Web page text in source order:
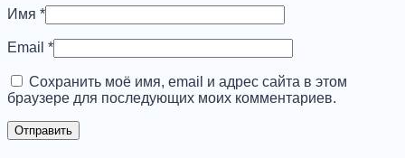
Имя *
Email *
Сохранить моё имя, email и адрес сайта в этом
браузере для последующих моих комментариев.